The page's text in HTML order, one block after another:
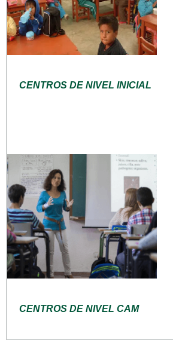
CENTROS DE NIVEL INICIAL
CENTROS DE NIVEL CAM